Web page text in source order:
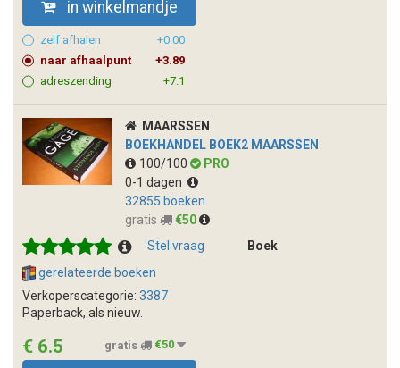
in winkelmandje
zelf afhalen
+0.00
naar afhaalpunt
+3.89
adreszending
+7.1
MAARSSEN
BOEKHANDEL BOEK2 MAARSSEN
100/100
PRO
0-1 dagen
32855 boeken
gratis
€50
Stel vraag
Boek
gerelateerde boeken
Verkoperscategorie: 3387
Paperback, als nieuw.
€ 6.5 gratis €50